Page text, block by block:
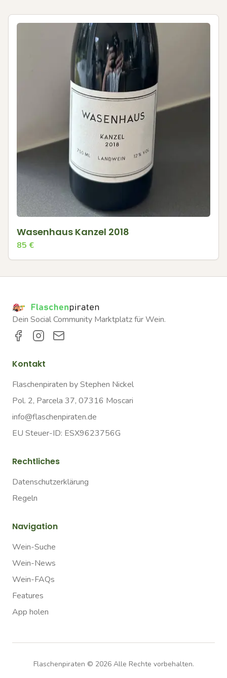
Wasenhaus Kanzel 2018
85 €
Dein Social Community Marktplatz für Wein.
Kontakt
Flaschenpiraten by Stephen Nickel
Pol. 2, Parcela 37, 07316 Moscari
info@flaschenpiraten.de
EU Steuer-ID: ESX9623756G
Rechtliches
Datenschutzerklärung
Regeln
Navigation
Wein-Suche
Wein-News
Wein-FAQs
Features
App holen
Flaschenpiraten © 2026Alle Rechte vorbehalten.